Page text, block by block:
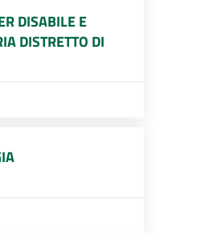
DISABILE E
DISTRETTO DI